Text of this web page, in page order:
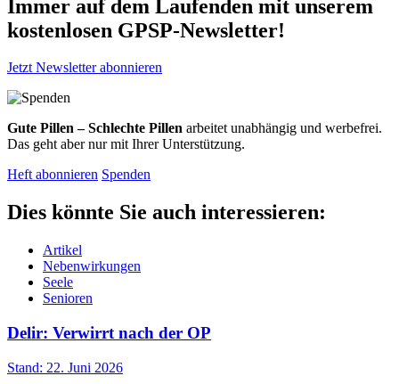
Immer auf dem Laufenden mit unserem
kostenlosen GPSP-Newsletter!
Jetzt Newsletter abonnieren
Gute Pillen – Schlechte Pillen arbeitet unabhängig und werbefrei.
Das geht aber nur mit Ihrer Unterstützung.
Heft abonnieren Spenden
Dies könnte Sie auch interessieren:
Artikel
Nebenwirkungen
Seele
Senioren
Delir: Verwirrt nach der OP
Stand: 22. Juni 2026